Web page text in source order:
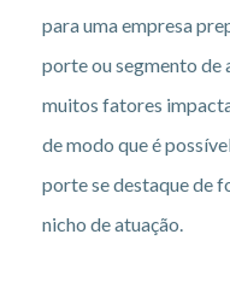
para uma empresa
porte ou segmento de
muitos fatores
de modo que é
porte se destaque de
nicho de atuação.